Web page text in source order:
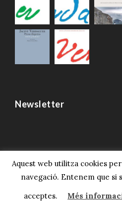
Newsletter
© 2023 Societat
reservats.
Avís
Aquest web utilitza cookies
navegació. Entenem que si
acceptes.
Més